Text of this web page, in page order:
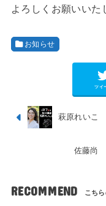
よろしくお願いいた
お知らせ
ツイ
萩原れいこ
佐藤尚
RECOMMEND